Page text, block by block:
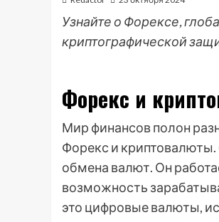
Узнайте о Форексе,
криптографической
Форекс и
Мир финансов полон
Форекс и
обмена валют. Он
возможность
это цифровые валюты,